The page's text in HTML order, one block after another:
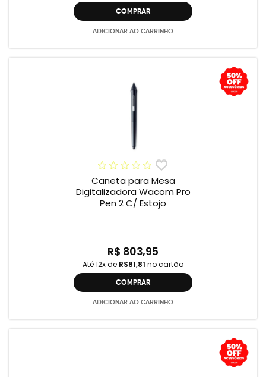
COMPRAR
ADICIONAR AO CARRINHO
Caneta para Mesa
Digitalizadora Wacom Pro
Pen 2 C/ Estojo
R$ 803,95
Até 12x de R$81,81 no cartão
COMPRAR
ADICIONAR AO CARRINHO